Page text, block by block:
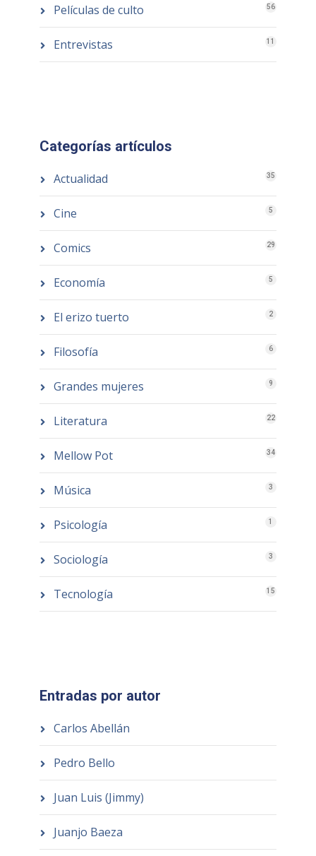
Películas de culto 56
Entrevistas 11
Categorías artículos
Actualidad 35
Cine 5
Comics 29
Economía 5
El erizo tuerto 2
Filosofía 6
Grandes mujeres 9
Literatura 22
Mellow Pot 34
Música 3
Psicología 1
Sociología 3
Tecnología 15
Entradas por autor
Carlos Abellán
Pedro Bello
Juan Luis (Jimmy)
Juanjo Baeza